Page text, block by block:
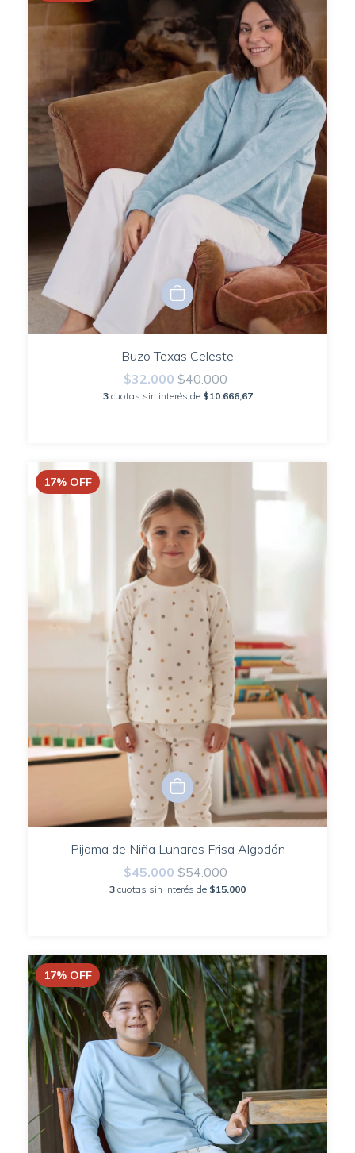
Buzo Texas Celeste
$32.000 $40.000
3 cuotas sin interés de $10.666,67
17% OFF
Pijama de Niña Lunares Frisa Algodón
$45.000 $54.000
3 cuotas sin interés de $15.000
17% OFF